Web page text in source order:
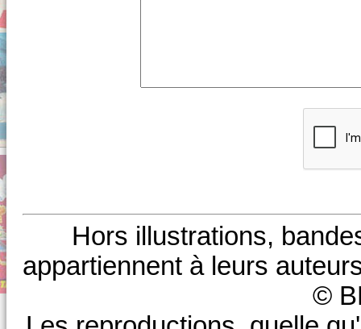
Hors illustrations,
appartiennent à leurs
©